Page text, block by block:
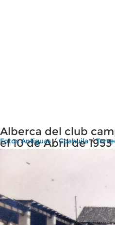
Alberca del club
el 10 de Abril de 1953
Fotos Antiguas/Coahuila/